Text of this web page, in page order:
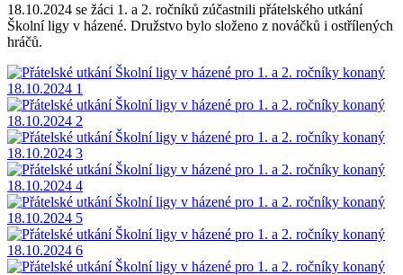
18.10.2024 se žáci 1. a 2. ročníků zúčastnili přátelského utkání
Školní ligy v házené. Družstvo bylo složeno z nováčků i ostřílených
hráčů.